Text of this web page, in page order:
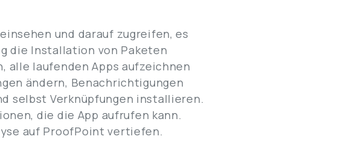
und darauf zugreifen, es
die Installation von Paketen
alle laufenden Apps aufzeichnen
ändern, Benachrichtigungen
selbst Verknüpfungen installieren.
die die App aufrufen kann.
auf ProofPoint vertiefen.